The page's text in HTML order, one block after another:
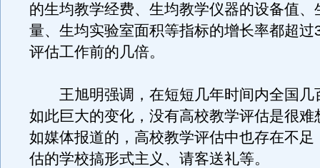
的生均教学经费、生均教学仪器的设备值、
量、生均实验室面积等指标的增长率都超过
评估工作前的几倍。
王旭明强调，在短短几年时间内全国几
如此巨大的变化，没有高校教学评估是很难
如媒体报道的，高校教学评估中也存在不足
估的学校搞形式主义、请客送礼等。